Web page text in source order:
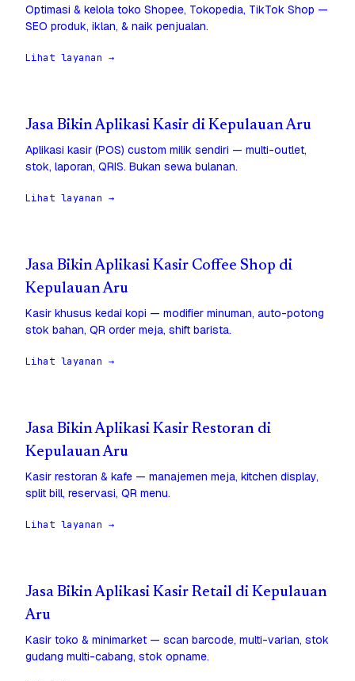
Optimasi & kelola toko Shopee, Tokopedia, TikTok Shop —
SEO produk, iklan, & naik penjualan.
Lihat layanan →
Jasa Bikin Aplikasi Kasir di Kepulauan Aru
Aplikasi kasir (POS) custom milik sendiri — multi-outlet,
stok, laporan, QRIS. Bukan sewa bulanan.
Lihat layanan →
Jasa Bikin Aplikasi Kasir Coffee Shop di
Kepulauan Aru
Kasir khusus kedai kopi — modifier minuman, auto-potong
stok bahan, QR order meja, shift barista.
Lihat layanan →
Jasa Bikin Aplikasi Kasir Restoran di
Kepulauan Aru
Kasir restoran & kafe — manajemen meja, kitchen display,
split bill, reservasi, QR menu.
Lihat layanan →
Jasa Bikin Aplikasi Kasir Retail di Kepulauan
Aru
Kasir toko & minimarket — scan barcode, multi-varian, stok
gudang multi-cabang, stok opname.